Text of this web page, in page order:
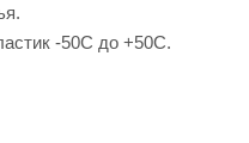
-50С до +50С.